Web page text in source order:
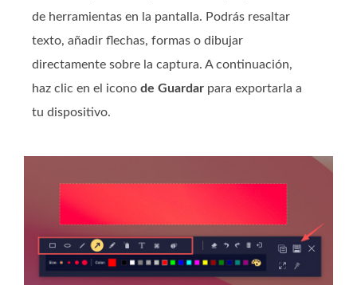
de herramientas en la pantalla. Podrás resaltar
texto, añadir flechas, formas o dibujar
directamente sobre la captura. A continuación,
haz clic en el icono de Guardar para exportarla a
tu dispositivo.